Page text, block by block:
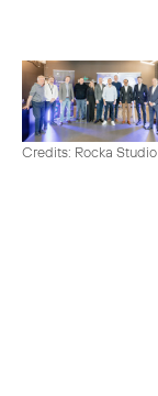
Credits: Rocka Studio